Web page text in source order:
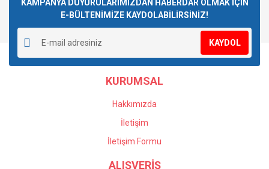
KAMPANYA DUYURULARIMIZDAN HABERDAR OLMAK İÇİN
E-BÜLTENİMİZE KAYDOLABİLİRSİNİZ!
KAYDOL
KURUMSAL
Hakkımızda
İletişim
İletişim Formu
ALIŞVERİŞ